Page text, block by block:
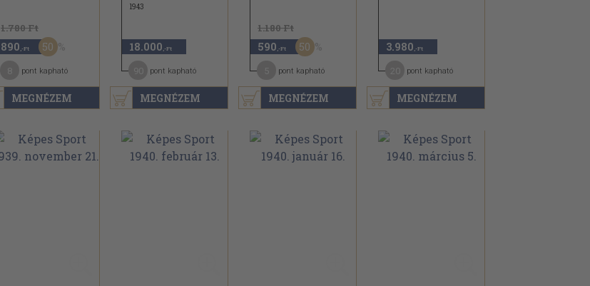
MEGNÉZEM
1.780 Ft
890 ,-Ft 50
pont kapható
MEGNÉZEM
1943
18.000 ,-Ft
pont kapható
MEGNÉZEM
1.180 Ft
590 ,-Ft 50
pont kapható
MEGNÉZEM
3.980 ,-Ft
pont kapható